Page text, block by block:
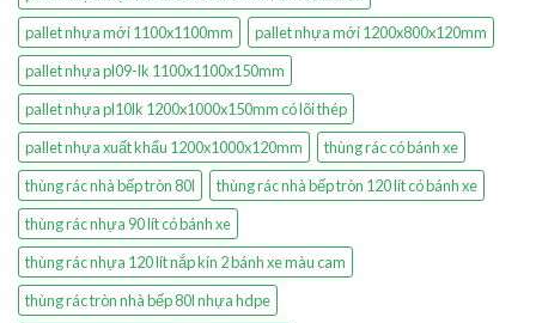
pallet nhựa mới 1100x1100mm
pallet nhựa mới 1200x800x120mm
pallet nhựa pl09-lk 1100x1100x150mm
pallet nhựa pl10lk 1200x1000x150mm có lõi thép
pallet nhựa xuất khẩu 1200x1000x120mm
thùng rác có bánh xe
thùng rác nhà bếp tròn 80l
thùng rác nhà bếp tròn 120 lít có bánh xe
thùng rác nhựa 90 lít có bánh xe
thùng rác nhựa 120 lít nắp kín 2 bánh xe màu cam
thùng rác tròn nhà bếp 80l nhựa hdpe